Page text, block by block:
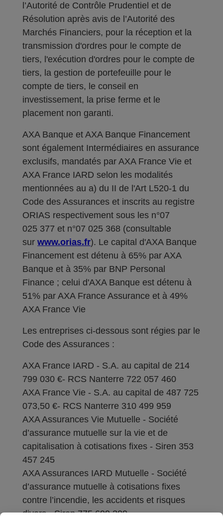
l’Autorité de Contrôle Prudentiel et de
Résolution après avis de l’Autorité des
Marchés Financiers, pour la réception et la
transmission d'ordres pour le compte de
tiers, l'exécution d'ordres pour le compte de
tiers, la gestion de portefeuille pour le
compte de tiers, le conseil en
investissement, la prise ferme et le
placement non garanti.
AXA Banque et AXA Banque Financement
sont également Intermédiaires en assurance
exclusifs, mandatés par AXA France Vie et
AXA France IARD selon les modalités
mentionnées au a) du II de l'Art L520-1 du
Code des Assurances et inscrits au registre
ORIAS respectivement sous les n°07
025 377 et n°07 025 368 (consultable
sur www.orias.fr). Le capital d'AXA Banque
Financement est détenu à 65% par AXA
Banque et à 35% par BNP Personal
Finance ; celui d'AXA Banque est détenu à
51% par AXA France Assurance et à 49%
AXA France Vie
Les entreprises ci-dessous sont régies par le
Code des Assurances :
AXA France IARD - S.A. au capital de 214
799 030 €- RCS Nanterre 722 057 460
AXA France Vie - S.A. au capital de 487 725
073,50 €- RCS Nanterre 310 499 959
AXA Assurances Vie Mutuelle - Société
d’assurance mutuelle sur la vie et de
capitalisation à cotisations fixes - Siren 353
457 245
AXA Assurances IARD Mutuelle - Société
d’assurance mutuelle à cotisations fixes
contre l’incendie, les accidents et risques
divers - Siren 775 699 309